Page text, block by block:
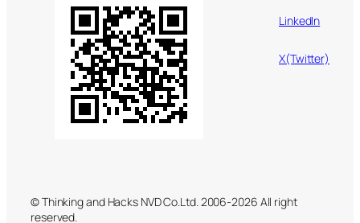
LinkedIn
X(Twitter)
© Thinking and Hacks NVD Co.Ltd. 2006-2026 All right
reserved.